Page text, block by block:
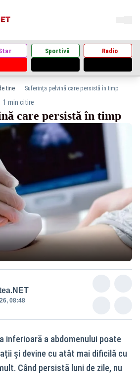
Sportivă Radio
tine Suferința pelvină care persistă în timp
1 min citire
care persistă în timp
08:48
inferioară a abdomenului poate
și devine cu atât mai dificilă cu
Când persistă luni de zile, nu